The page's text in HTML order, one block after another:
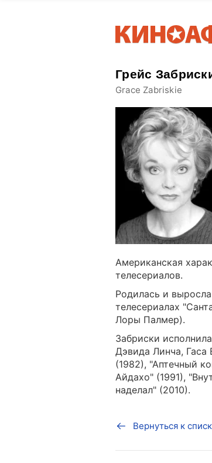
Грейс
Grace Zabriskie
Американская
телесериалов.
Родилась и
телесериалах
Лоры Палмер).
Забриски
Дэвида Линча,
(1982), "Аптечный
Айдахо" (1991),
наделал" (2010).
Вернуться к